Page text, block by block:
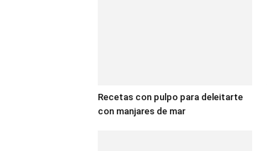
Recetas con pulpo para deleitarte
con manjares de mar